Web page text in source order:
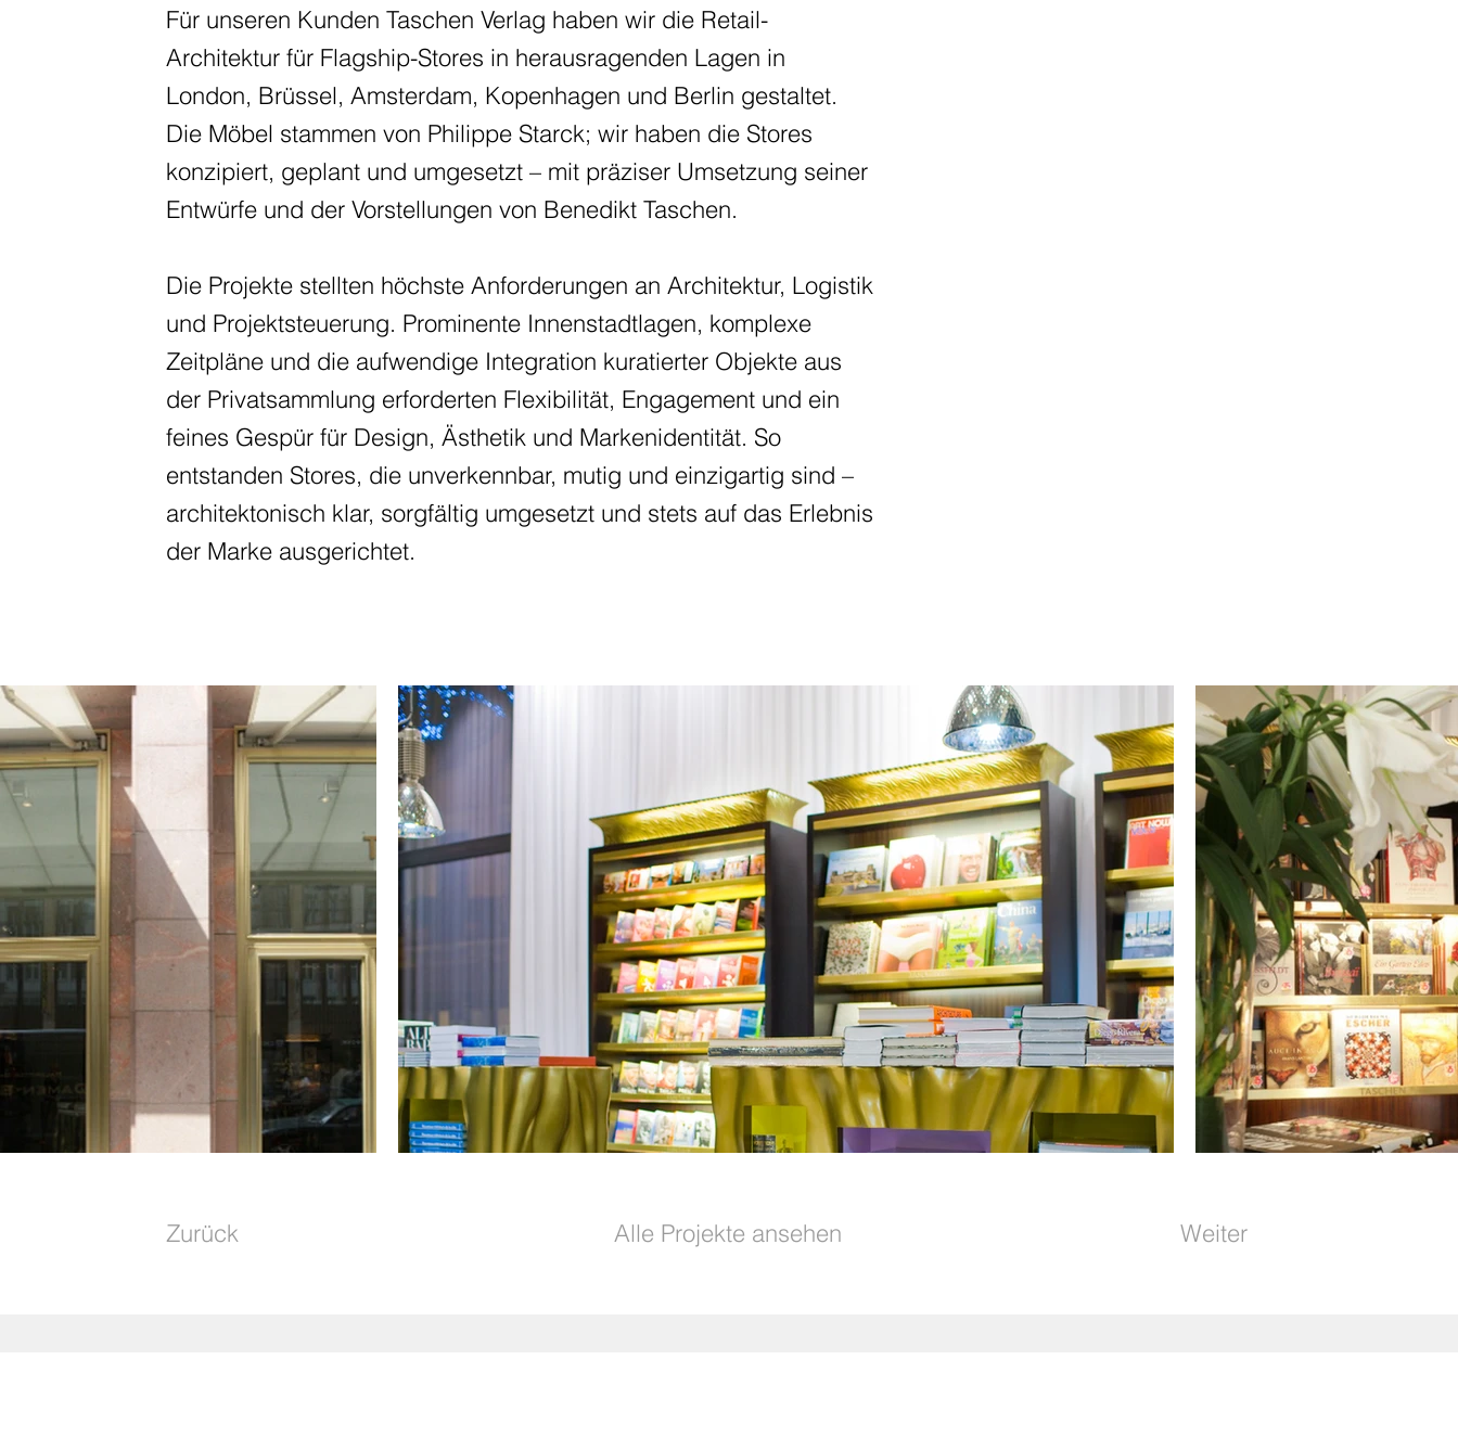
Für unseren Kunden Taschen Verlag haben wir die Retail-
Architektur für Flagship-Stores in herausragenden Lagen in
London, Brüssel, Amsterdam, Kopenhagen und Berlin gestaltet.
Die Möbel stammen von Philippe Starck; wir haben die Stores
konzipiert, geplant und umgesetzt – mit präziser Umsetzung seiner
Entwürfe und der Vorstellungen von Benedikt Taschen.
Die Projekte stellten höchste Anforderungen an Architektur, Logistik
und Projektsteuerung. Prominente Innenstadtlagen, komplexe
Zeitpläne und die aufwendige Integration kuratierter Objekte aus
der Privatsammlung erforderten Flexibilität, Engagement und ein
feines Gespür für Design, Ästhetik und Markenidentität. So
entstanden Stores, die unverkennbar, mutig und einzigartig sind –
architektonisch klar, sorgfältig umgesetzt und stets auf das Erlebnis
der Marke ausgerichtet.
Zurück Alle Projekte ansehen Weiter